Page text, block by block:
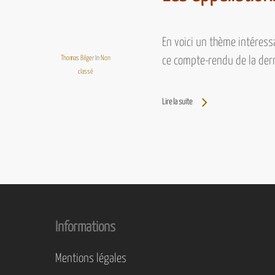
Thomas Bilger In Non
classé
En voici un thème
ce compte-rendu de la
Lire la suite
Informations
Mentions légales